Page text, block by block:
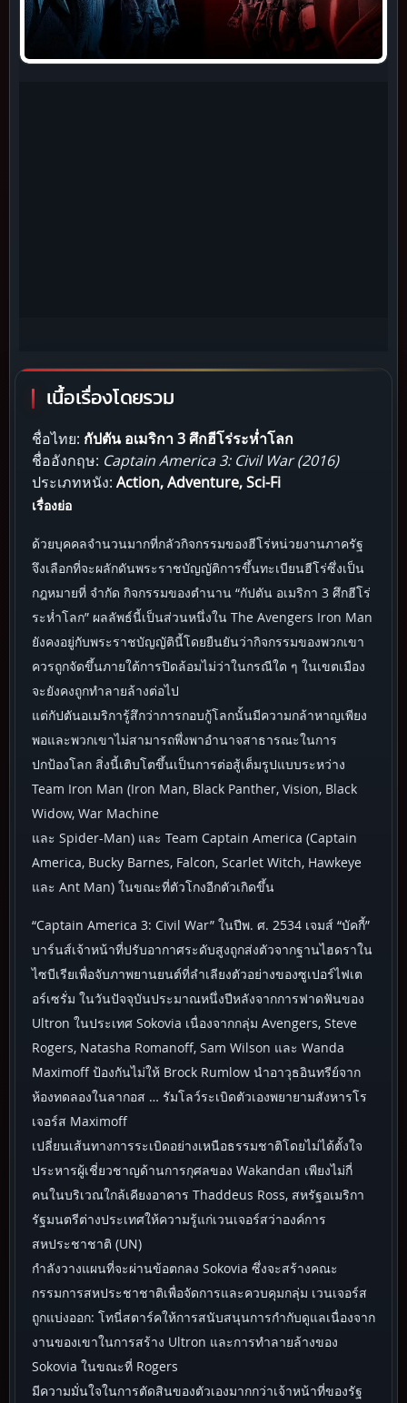
เนื้อเรื่องโดยรวม
ชื่อไทย: กัปตัน อเมริกา 3 ศึกฮีโร่ระห่ำโลก
ชื่ออังกฤษ: Captain America 3: Civil War (2016)
ประเภทหนัง: Action, Adventure, Sci-Fi
เรื่องย่อ
ด้วยบุคคลจำนวนมากที่กลัวกิจกรรมของฮีโร่หน่วยงานภาครัฐ
จึงเลือกที่จะผลักดันพระราชบัญญัติการขึ้นทะเบียนฮีโร่ซึ่งเป็น
กฎหมายที่ จำกัด กิจกรรมของตำนาน “กัปตัน อเมริกา 3 ศึกฮีโร่
ระห่ำโลก” ผลลัพธ์นี้เป็นส่วนหนึ่งใน The Avengers Iron Man
ยังคงอยู่กับพระราชบัญญัตินี้โดยยืนยันว่ากิจกรรมของพวกเขา
ควรถูกจัดขึ้นภายใต้การปิดล้อมไม่ว่าในกรณีใด ๆ ในเขตเมือง
จะยังคงถูกทำลายล้างต่อไป
แต่กัปตันอเมริการู้สึกว่าการกอบกู้โลกนั้นมีความกล้าหาญเพียง
พอและพวกเขาไม่สามารถพึ่งพาอำนาจสาธารณะในการ
ปกป้องโลก สิ่งนี้เติบโตขึ้นเป็นการต่อสู้เต็มรูปแบบระหว่าง
Team Iron Man (Iron Man, Black Panther, Vision, Black
Widow, War Machine
และ Spider-Man) และ Team Captain America (Captain
America, Bucky Barnes, Falcon, Scarlet Witch, Hawkeye
และ Ant Man) ในขณะที่ตัวโกงอีกตัวเกิดขึ้น
“Captain America 3: Civil War” ในปีพ. ศ. 2534 เจมส์ “บัคกี้”
บาร์นส์เจ้าหน้าที่ปรับอากาศระดับสูงถูกส่งตัวจากฐานไฮดราใน
ไซบีเรียเพื่อจับภาพยานยนต์ที่ลำเลียงตัวอย่างของซูเปอร์ไฟเต
อร์เซรั่ม ในวันปัจจุบันประมาณหนึ่งปีหลังจากการฟาดฟันของ
Ultron ในประเทศ Sokovia เนื่องจากกลุ่ม Avengers, Steve
Rogers, Natasha Romanoff, Sam Wilson และ Wanda
Maximoff ป้องกันไม่ให้ Brock Rumlow นำอาวุธอินทรีย์จาก
ห้องทดลองในลากอส … รัมโลว์ระเบิดตัวเองพยายามสังหารโร
เจอร์ส Maximoff
เปลี่ยนเส้นทางการระเบิดอย่างเหนือธรรมชาติโดยไม่ได้ตั้งใจ
ประหารผู้เชี่ยวชาญด้านการกุศลของ Wakandan เพียงไม่กี่
คนในบริเวณใกล้เคียงอาคาร Thaddeus Ross, สหรัฐอเมริกา
รัฐมนตรีต่างประเทศให้ความรู้แก่เวนเจอร์สว่าองค์การ
สหประชาชาติ (UN)
กำลังวางแผนที่จะผ่านข้อตกลง Sokovia ซึ่งจะสร้างคณะ
กรรมการสหประชาชาติเพื่อจัดการและควบคุมกลุ่ม เวนเจอร์ส
ถูกแบ่งออก: โทนี่สตาร์คให้การสนับสนุนการกำกับดูแลเนื่องจาก
งานของเขาในการสร้าง Ultron และการทำลายล้างของ
Sokovia ในขณะที่ Rogers
มีความมั่นใจในการตัดสินของตัวเองมากกว่าเจ้าหน้าที่ของรัฐ